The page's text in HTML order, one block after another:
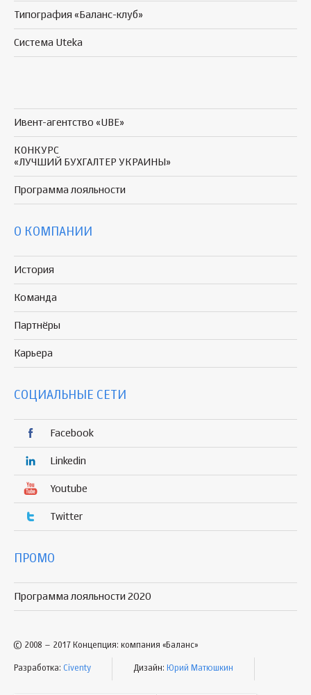
Типография «Баланс-клуб»
Система Uteka
Ивент-агентство «UBE»
КОНКУРС
«ЛУЧШИЙ БУХГАЛТЕР УКРАИНЫ»
Программа лояльности
О КОМПАНИИ
История
Команда
Партнёры
Карьера
СОЦИАЛЬНЫЕ СЕТИ
Facebook
Linkedin
Youtube
Twitter
ПРОМО
Программа лояльности 2020
© 2008 – 2017 Концепция: компания «Баланс»
Разработка: Civenty Дизайн: Юрий Матюшкин